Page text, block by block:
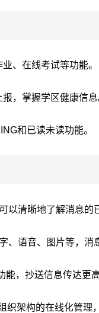
、在线考试等功能。
，掌握学区健康信息
和已读未读功能。
以清晰地了解消息
、语音、图片等，消
能，抄送信息传达更
织架构的在线化管